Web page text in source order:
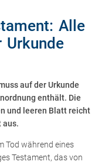
Alle
Urkunde
auf der Urkunde
enthält. Die
und leeren Blatt reicht
aus.
Tod während eines
Testament, das von